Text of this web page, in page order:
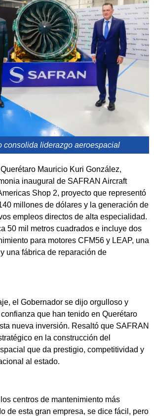
consolida liderazgo aeroespacial
Mauricio Kuri González,
inaugural de SAFRAN Aircraft
Shop 2, proyecto que representó
millones de dólares y la generación de
empleos directos de alta especialidad.
50 mil metros cuadrados e incluye dos
para motores CFM56 y LEAP, una
una fábrica de reparación de
el Gobernador se dijo orgulloso y
que han tenido en Querétaro
nueva inversión. Resaltó que SAFRAN
en la construcción del
que da prestigio, competitividad y
al estado.
centros de mantenimiento más
de esta gran empresa, se dice fácil, pero